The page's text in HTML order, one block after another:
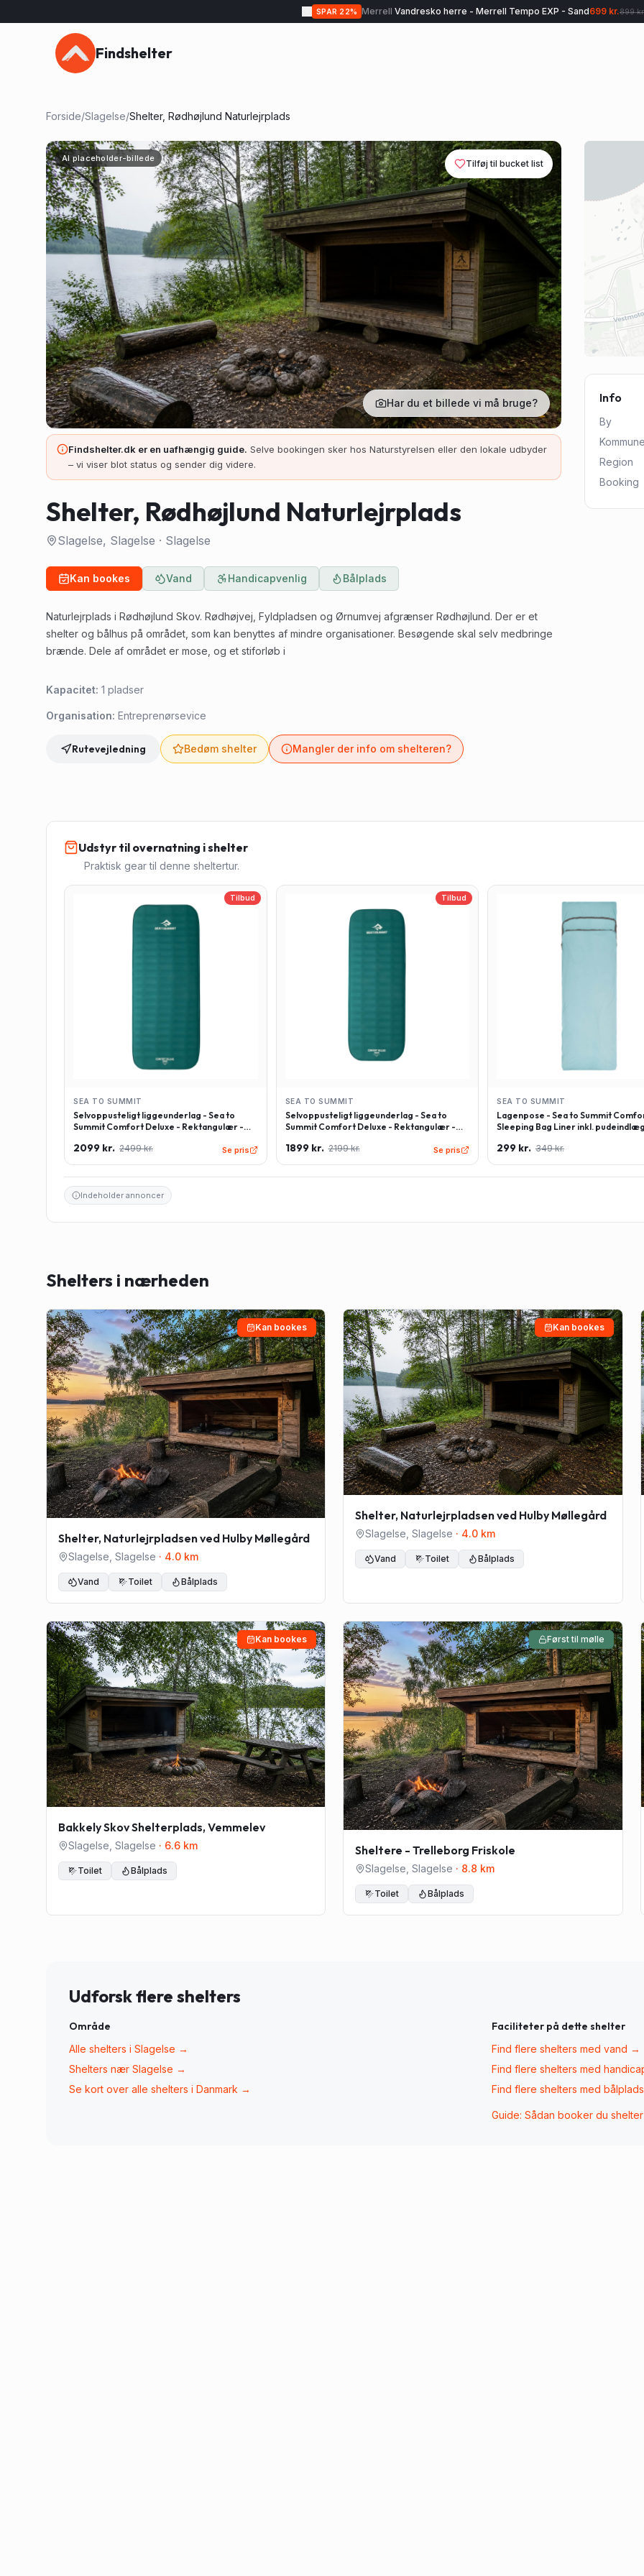
SPAR 22% Merrell Vandresko herre - Merrell Tempo EXP - Sand699 kr.899
Findshelter
Forside/Slagelse/Shelter, Rødhøjlund Naturlejrplads
AI placeholder-billede Tilføj til bucket list
Har du et billede vi må bruge?
Findshelter.dk er en uafhængig guide. Selve bookingen sker hos Naturstyrelsen eller den lokale udbyder
– vi viser blot status og sender dig videre.
Shelter, Rødhøjlund Naturlejrplads
Slagelse, Slagelse · Slagelse
Kan bookes Vand Handicapvenlig Bålplads
Naturlejrplads i Rødhøjlund Skov. Rødhøjvej, Fyldpladsen og Ørnumvej afgrænser Rødhøjlund. Der er et
shelter og bålhus på området, som kan benyttes af mindre organisationer. Besøgende skal selv medbringe
brænde. Dele af området er mose, og et stiforløb i
Kapacitet: 1 pladser
Organisation: Entreprenørsevice
Rutevejledning Bedøm shelter Mangler der info om shelteren?
Info
By
Kommune
Region
Booking
Udstyr til overnatning i shelter
Praktisk gear til denne sheltertur.
Tilbud
SEA TO SUMMIT
Selvoppusteligt liggeunderlag - Sea to
Summit Comfort Deluxe - Rektangulær -
2099 kr. 2499 kr. Se pris
Tilbud
SEA TO SUMMIT
Selvoppusteligt liggeunderlag - Sea to
Summit Comfort Deluxe - Rektangulær -
1899 kr. 2199 kr. Se pris
SEA TO SUMMIT
Lagenpose - Sea to Summit
Sleeping Bag Liner inkl.
299 kr. 349 kr.
Indeholder annoncer
Shelters i nærheden
Kan bookes
Shelter, Naturlejrpladsen ved Hulby Møllegård
Slagelse Slagelse · 4.0 km
Vand Toilet Bålplads
Kan bookes
Shelter, Naturlejrpladsen ved Hulby Møllegård
Slagelse ,Slagelse · 4.0 km
Vand Toilet Bålplads
Kan bookes
Bakkely Skov Shelterplads, Vemmelev
Slagelse Slagelse · 6.6 km
Toilet Bålplads
Først til mølle
Sheltere - Trelleborg Friskole
Slagelse,Slagelse · 8.8 km
Toilet Bålplads
Udforsk flere shelters
Område
Alle shelters i Slagelse →
Shelters nær Slagelse →
Se kort over alle shelters i Danmark →
Faciliteter på dette shelter
Find flere shelters med vand →
Find flere shelters med
Find flere shelters med bålplads
Guide: Sådan booker du